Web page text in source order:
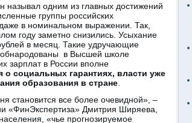
называл одним из главных достижений
группы российских
в номинальном выражении. Так,
году заметно снизились. Усыхание
в месяц. Такие удручающие
обнародованы в Высшей школе
зарплат в России вполне
о социальных гарантиях, власти уже
образования в стране
становится все более очевидной», –
«ФинЭкспертиза» Дмитрия Ширяева,
«чье прогнозируемое